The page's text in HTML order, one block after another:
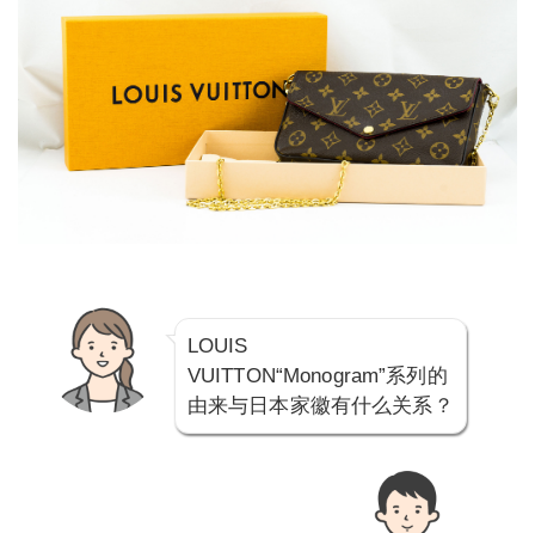
LOUIS
VUITTON“Monogram”系列的
由来与日本家徽有什么关系？